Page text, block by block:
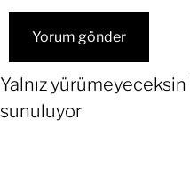
Yalnız yürümeyeceksin
sunuluyor